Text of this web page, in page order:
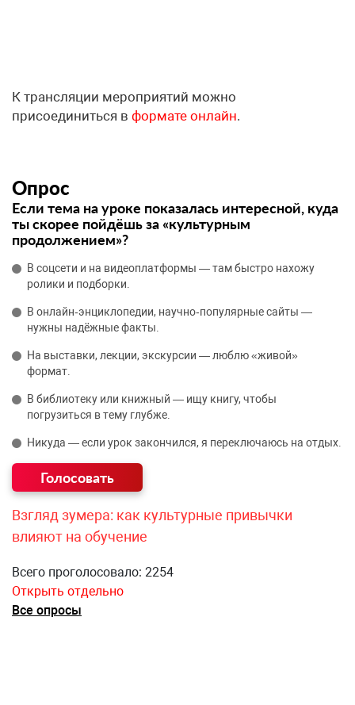
К трансляции мероприятий можно
присоединиться в формате онлайн.
Опрос
Если тема на уроке показалась интересной, куда
ты скорее пойдёшь за «культурным
продолжением»?
В соцсети и на видеоплатформы — там быстро нахожу
ролики и подборки.
В онлайн‑энциклопедии, научно‑популярные сайты —
нужны надёжные факты.
На выставки, лекции, экскурсии — люблю «живой»
формат.
В библиотеку или книжный — ищу книгу, чтобы
погрузиться в тему глубже.
Никуда — если урок закончился, я переключаюсь на отдых.
Взгляд зумера: как культурные привычки
влияют на обучение
Всего проголосовало: 2254
Открыть отдельно
Все опросы